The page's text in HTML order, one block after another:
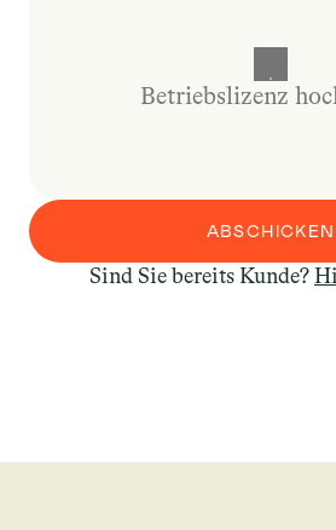
Betriebslizenz
ABSCHICKEN
Sind Sie bereits Kunde?